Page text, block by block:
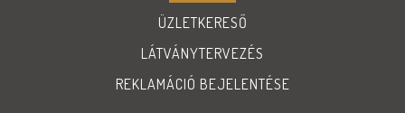
ÜZLETKERESŐ
LÁTVÁNYTERVEZÉS
REKLAMÁCIÓ BEJELENTÉSE